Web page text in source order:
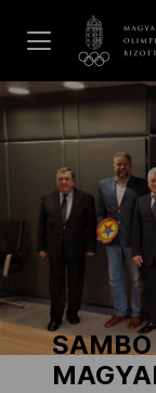
Hírek
Galéria
Dakar
Los